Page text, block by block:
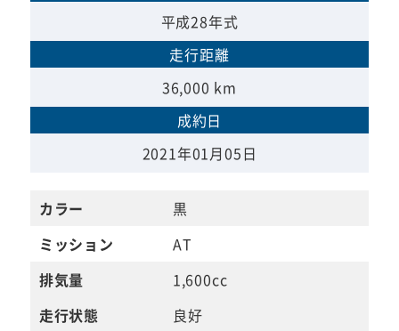
平成28年式
走行距離
36,000 km
成約日
2021年01月05日
カラー
黒
ミッション
AT
排気量
1,600cc
走行状態
良好